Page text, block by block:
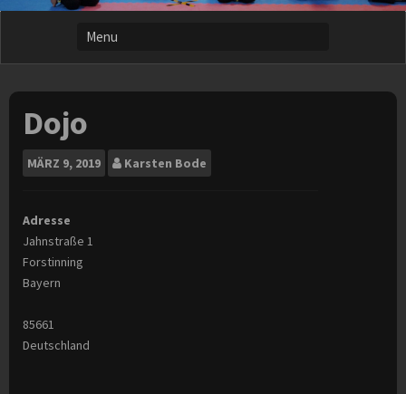
Dojo
MÄRZ 9, 2019 Karsten Bode
Adresse
Jahnstraße 1
Forstinning
Bayern
85661
Deutschland